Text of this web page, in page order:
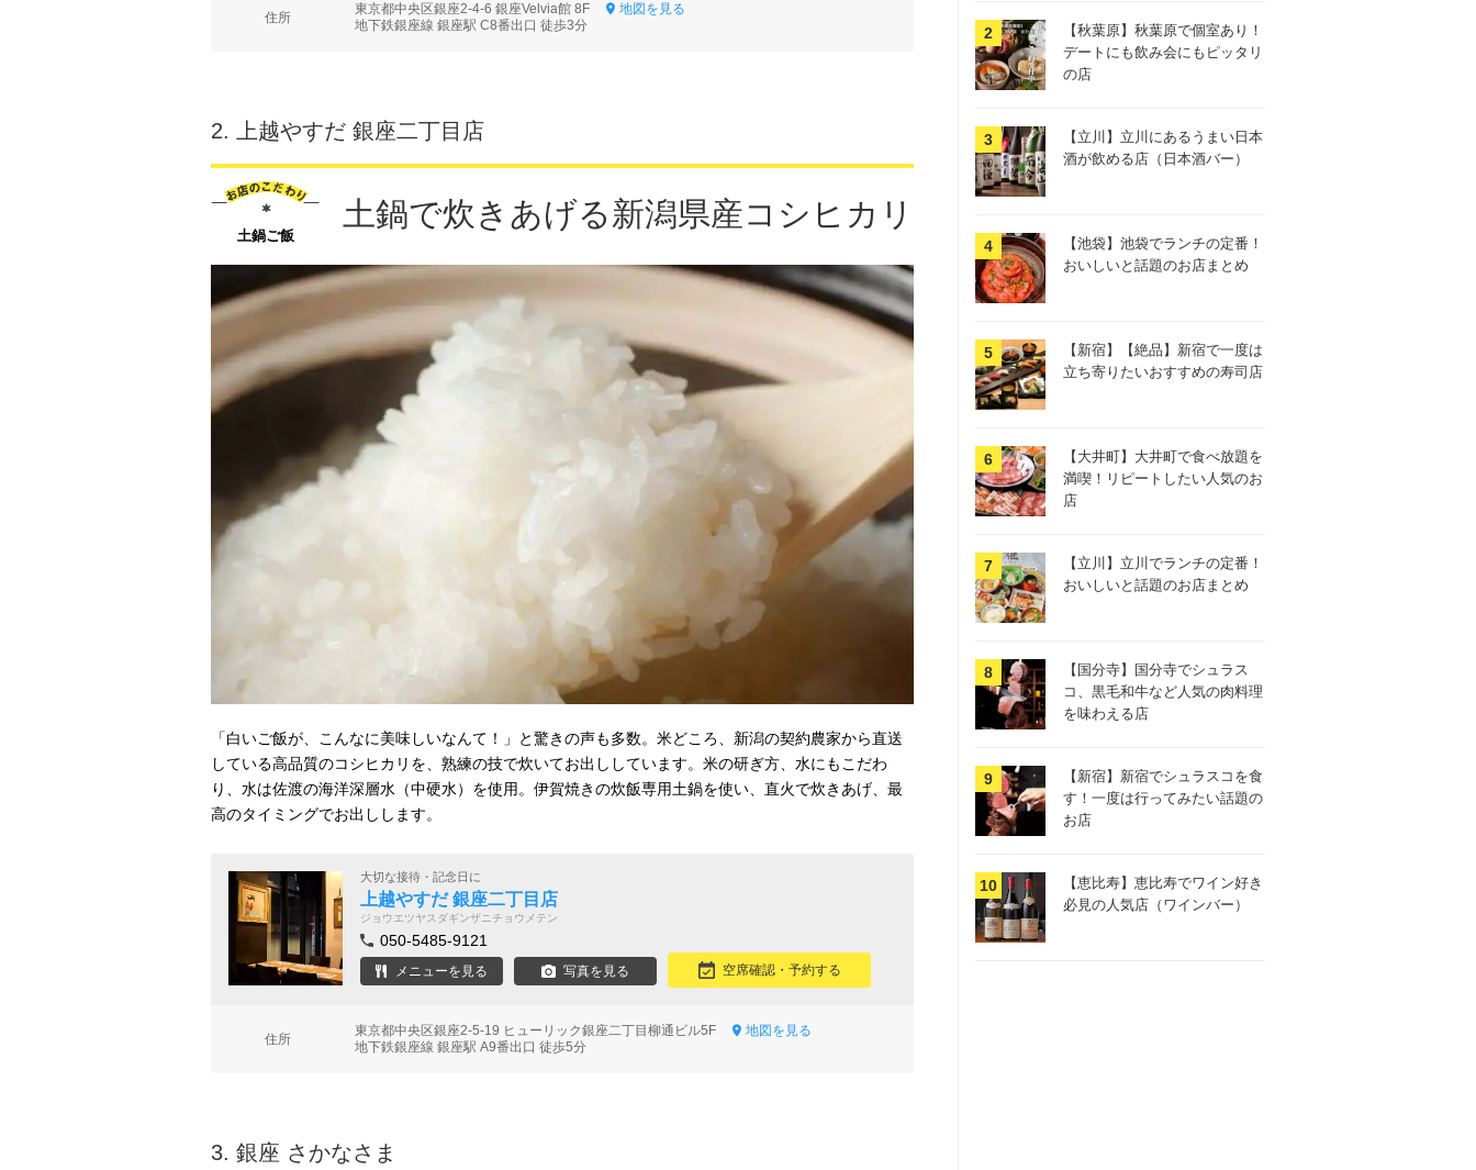
住所
東京都中央区銀座2-4-6 銀座Velvia館 8F
地図を見る
地下鉄銀座線 銀座駅 C8番出口 徒歩3分
2. 上越やすだ 銀座二丁目店
土鍋ご飯
土鍋で炊きあげる新潟県産コシヒカリ
「白いご飯が、こんなに美味しいなんて！」と驚きの声も多数。米どころ、新潟の契約農家から直送
している高品質のコシヒカリを、熟練の技で炊いてお出ししています。米の研ぎ方、水にもこだわ
り、水は佐渡の海洋深層水（中硬水）を使用。伊賀焼きの炊飯専用土鍋を使い、直火で炊きあげ、最
高のタイミングでお出しします。
大切な接待・記念日に
上越やすだ 銀座二丁目店
ジョウエツヤスダギンザニチョウメテン
050-5485-9121
メニューを見る 写真を見る 空席確認・予約する
住所
東京都中央区銀座2‐5‐19 ヒューリック銀座二丁目柳通ビル5F
地図を見る
地下鉄銀座線 銀座駅 A9番出口 徒歩5分
3. 銀座 さかなさま
【秋葉原】秋葉原で個室あり！
デートにも飲み会にもピッタリ
の店
【立川】立川にあるうまい日本
酒が飲める店（日本酒バー）
【池袋】池袋でランチの定番！
おいしいと話題のお店まとめ
【新宿】【絶品】新宿で一度は
立ち寄りたいおすすめの寿司店
【大井町】大井町で食べ放題を
満喫！リピートしたい人気のお
店
【立川】立川でランチの定番！
おいしいと話題のお店まとめ
【国分寺】国分寺でシュラス
コ、黒毛和牛など人気の肉料理
を味わえる店
【新宿】新宿でシュラスコを食
す！一度は行ってみたい話題の
お店
【恵比寿】恵比寿でワイン好き
必見の人気店（ワインバー）